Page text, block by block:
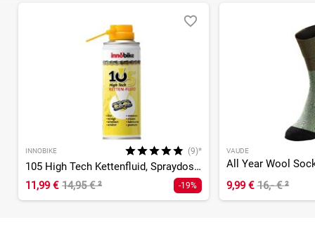
INNOBIKE (9)*
105 High Tech Kettenfluid, Spraydose - 300ml
11,99 € 14,95 €² -19%
VAUDE
All Year Wool
9,99 € 16,- €²